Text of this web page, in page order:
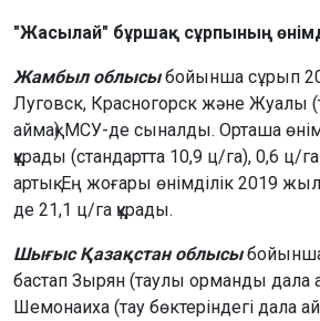
"Жасылай" бұршақ сұрпының
Жамбыл облысыбойынша сұрып
Луговск, Красногорск және Жуалы
аймақ) МСУ-де сыналды. Орташа
құрады (стандартта 10,9 ц/га), 0,6 ц/
артық. Ең жоғары өнімділік 2019
де 21,1 ц/га құрады.
Шығыс Қазақстан облысы
бастап Зырян (таулы орманды дала
Шемонаиха (тау бөктеріндегі дала